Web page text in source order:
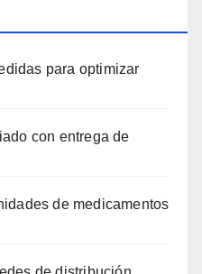
para optimizar
con entrega de
de medicamentos